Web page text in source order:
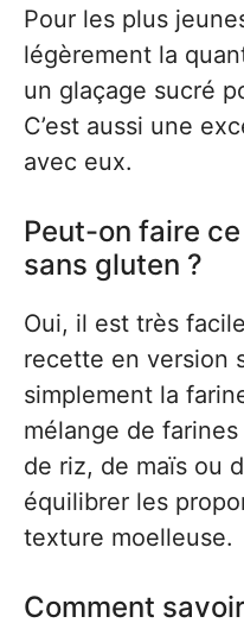
Pour les plus
légèrement la
un glaçage sucré
C’est aussi une
avec eux.
Peut-on faire
sans gluten ?
Oui, il est très
recette en version
simplement la
mélange de
de riz, de maïs ou
équilibrer les
texture moelleuse.
Comment